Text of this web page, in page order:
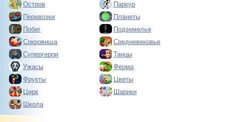
Остров
Паркур
Перевозки
Планеты
Побег
Подземелье
Сокровища
Средневековье
Супергерои
Танцы
Ужасы
Ферма
Фрукты
Цветы
Цирк
Шарики
Школа